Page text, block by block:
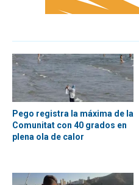
Pego registra la máxima de la
Comunitat con 40 grados en
plena ola de calor